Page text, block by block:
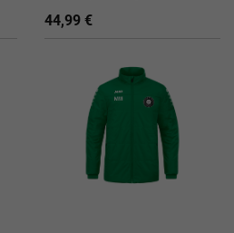
44,99 €